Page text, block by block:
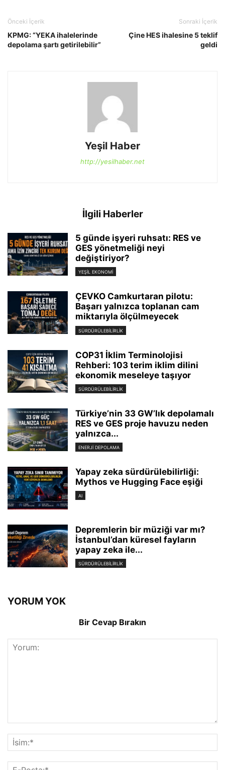
Önceki İçerik
KPMG: “YEKA ihalelerinde
depolama şartı getirilebilir”
Sonraki İçerik
Çine HES ihalesine 5 teklif
geldi
Yeşil Haber
http://yesilhaber.net
İlgili Haberler
5 günde işyeri ruhsatı: RES ve
GES yönetmeliği neyi
değiştiriyor?
YEŞIL EKONOMI
ÇEVKO Camkurtaran pilotu:
Başarı yalnızca toplanan cam
miktarıyla ölçülmeyecek
SÜRDÜRÜLEBILIRLIK
COP31 İklim Terminolojisi
Rehberi: 103 terim iklim dilini
ekonomik meseleye taşıyor
SÜRDÜRÜLEBILIRLIK
Türkiye’nin 33 GW’lık depolamalı
RES ve GES proje havuzu neden
yalnızca...
ENERJI DEPOLAMA
Yapay zeka sürdürülebilirliği:
Mythos ve Hugging Face eşiği
AI
Depremlerin bir müziği var mı?
İstanbul’dan küresel fayların
yapay zeka ile...
SÜRDÜRÜLEBILIRLIK
YORUM YOK
Bir Cevap Bırakın